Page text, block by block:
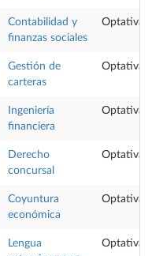
Contabilidad y
finanzas sociales
Optativa
Gestión de
carteras
Optativa
Ingeniería
financiera
Optativa
Derecho
concursal
Optativa
Coyuntura
económica
Optativa
Lengua
Optativa